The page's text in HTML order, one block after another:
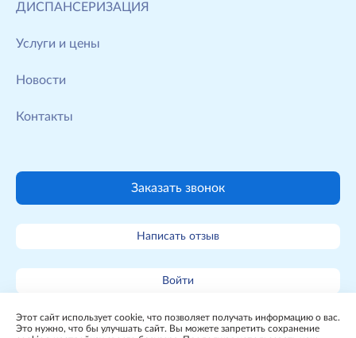
ДИСПАНСЕРИЗАЦИЯ
Услуги и цены
Новости
Контакты
Заказать звонок
Написать отзыв
Войти
Карта сайта
Этот сайт использует cookie, что позволяет получать информацию о вас.
Это нужно, что бы улучшать сайт. Вы можете запретить сохранение